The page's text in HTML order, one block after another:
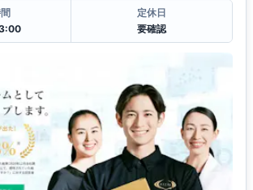
定休日
要確認